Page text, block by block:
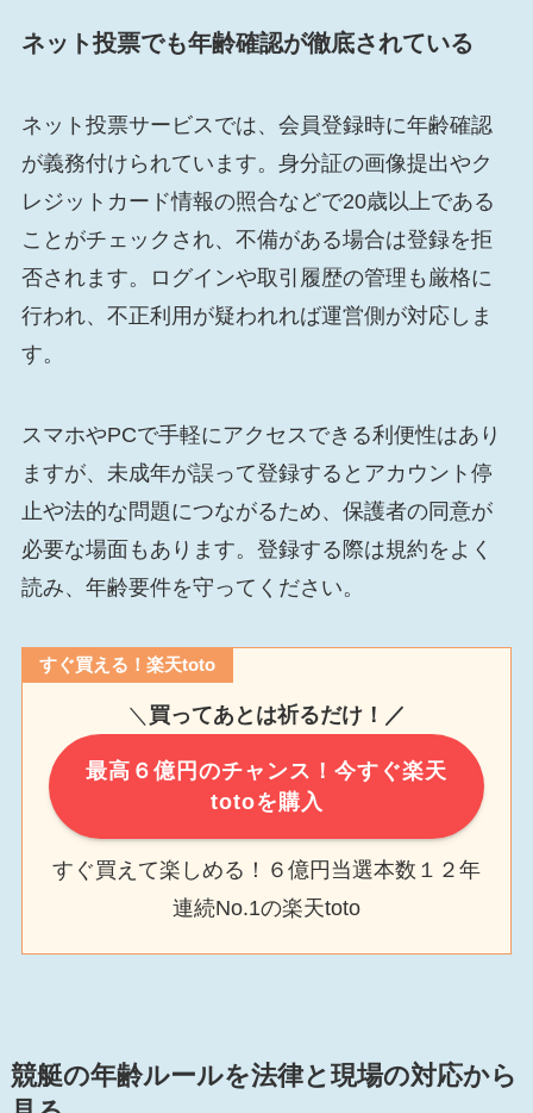
ネット投票でも年齢確認が徹底されている
ネット投票サービスでは、会員登録時に年齢確認
が義務付けられています。身分証の画像提出やク
レジットカード情報の照合などで20歳以上である
ことがチェックされ、不備がある場合は登録を拒
否されます。ログインや取引履歴の管理も厳格に
行われ、不正利用が疑われれば運営側が対応しま
す。
スマホやPCで手軽にアクセスできる利便性はあり
ますが、未成年が誤って登録するとアカウント停
止や法的な問題につながるため、保護者の同意が
必要な場面もあります。登録する際は規約をよく
読み、年齢要件を守ってください。
すぐ買える！楽天toto
＼ 買ってあとは祈るだけ！／
最高６億円のチャンス！今すぐ楽天
totoを購入
すぐ買えて楽しめる！６億円当選本数１２年
連続No.1の楽天toto
競艇の年齢ルールを法律と現場の対応から